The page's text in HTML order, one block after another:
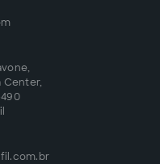
Center,